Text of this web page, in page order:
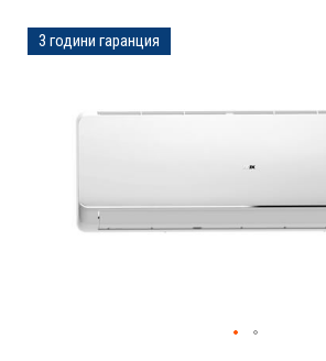
Преминете
към
3 години гаранция